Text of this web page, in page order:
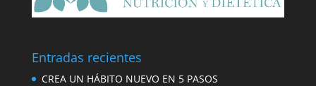
Entradas recientes
CREA UN HÁBITO NUEVO EN 5 PASOS